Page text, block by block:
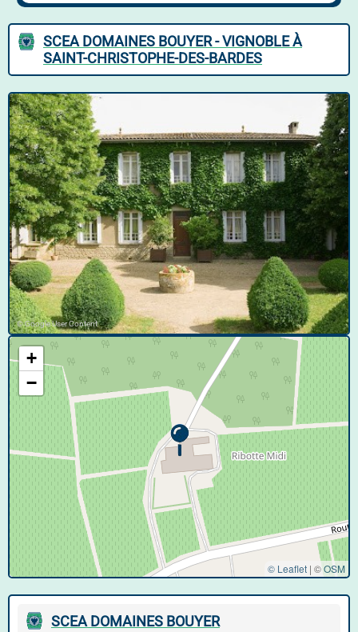
SCEA DOMAINES BOUYER - VIGNOBLE À
SAINT-CHRISTOPHE-DES-BARDES
© Google User Content
+
−
© Leaflet | ©OSM
SCEA DOMAINES BOUYER